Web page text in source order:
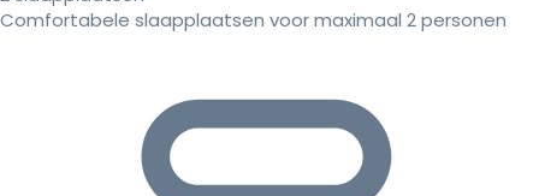
Comfortabele slaapplaatsen voor maximaal 2 personen